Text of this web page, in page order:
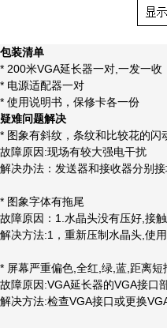
包装清单
* 200米VGA延长器一对,一发一收
* 电源适配器一对
* 使用说明书，保修卡各一份
疑难问题解决
* 图象有斜纹，条纹和比较花
故障原因:现场有较大强电干扰
解决办法：发送器和接收器分别
* 图象字体有拖尾
故障原因：1.水晶头没有压好,接
解决方法:1，重新压制水晶头,使
* 屏幕严重偏色,全红,绿,蓝,距
故障原因:VGA延长器的VGA接
解决方法:检查VGA接口或更换